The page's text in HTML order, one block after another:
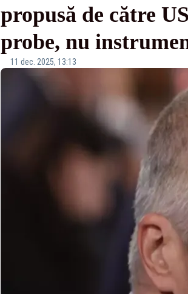
propusă de către
probe, nu
11 dec. 2025, 13:13